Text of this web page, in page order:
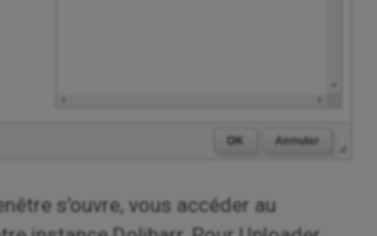
s’ouvre, vous accéder au